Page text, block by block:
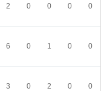
2 0 0 0 0
6 0 1 0 0
3 0 2 0 0